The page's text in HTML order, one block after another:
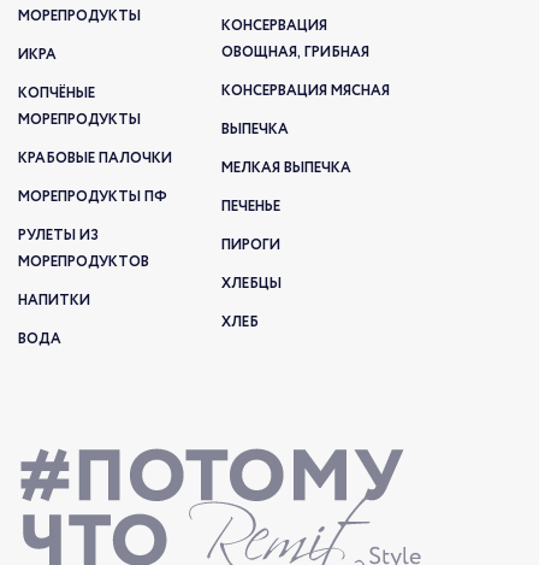
МОРЕПРОДУКТЫ
ИКРА
КОПЧЁНЫЕ
МОРЕПРОДУКТЫ
КРАБОВЫЕ ПАЛОЧКИ
МОРЕПРОДУКТЫ ПФ
РУЛЕТЫ ИЗ
МОРЕПРОДУКТОВ
НАПИТКИ
ВОДА
КОНСЕРВАЦИЯ
ОВОЩНАЯ, ГРИБНАЯ
КОНСЕРВАЦИЯ МЯСНАЯ
ВЫПЕЧКА
МЕЛКАЯ ВЫПЕЧКА
ПЕЧЕНЬЕ
ПИРОГИ
ХЛЕБЦЫ
ХЛЕБ